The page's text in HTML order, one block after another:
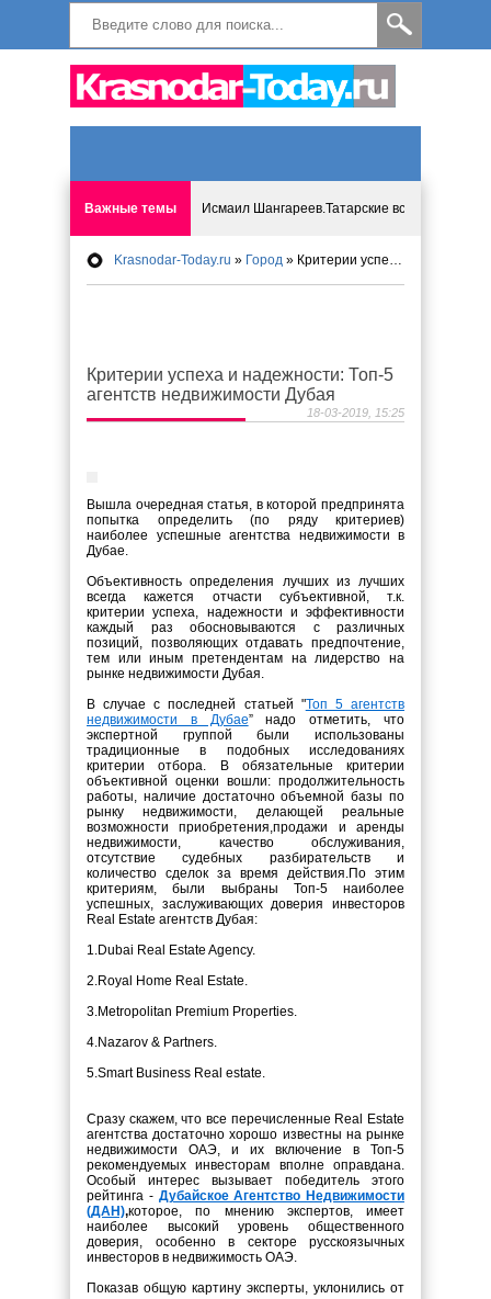
Важные темы Исмаил Шангареев.Татарские встречи на
Программа «Мир без слёз» впервые в Анапе:
Исмагил Шангареев. В поисках внутренней
Krasnodar-Today.ru » Город » Критерии успеха и надежности: Топ-5 агентств недвижимости Дубая
Критерии успеха и надежности: Топ-5
агентств недвижимости Дубая
18-03-2019, 15:25
Вышла очередная статья, в которой предпринята
попытка определить (по ряду критериев)
наиболее успешные агентства недвижимости в
Дубае.
Объективность определения лучших из лучших
всегда кажется отчасти субъективной, т.к.
критерии успеха, надежности и эффективности
каждый раз обосновываются с различных
позиций, позволяющих отдавать предпочтение,
тем или иным претендентам на лидерство на
рынке недвижимости Дубая.
В случае с последней статьей "Топ 5 агентств
недвижимости в Дубае” надо отметить, что
экспертной группой были использованы
традиционные в подобных исследованиях
критерии отбора. В обязательные критерии
объективной оценки вошли: продолжительность
работы, наличие достаточно объемной базы по
рынку недвижимости, делающей реальные
возможности приобретения,продажи и аренды
недвижимости, качество обслуживания,
отсутствие судебных разбирательств и
количество сделок за время действия.По этим
критериям, были выбраны Топ-5 наиболее
успешных, заслуживающих доверия инвесторов
Real Estate агентств Дубая:
1.Dubai Real Estate Agency.
2.Royal Home Real Estate.
3.Metropolitan Premium Properties.
4.Nazarov & Partners.
5.Smart Business Real estate.
Сразу скажем, что все перечисленные Real Estate
агентства достаточно хорошо известны на рынке
недвижимости ОАЭ, и их включение в Топ-5
рекомендуемых инвесторам вполне оправдана.
Особый интерес вызывает победитель этого
рейтинга - Дубайское Агентство Недвижимости
(ДАН),которое, по мнению экспертов, имеет
наиболее высокий уровень общественного
доверия, особенно в секторе русскоязычных
инвесторов в недвижимость ОАЭ.
Показав общую картину эксперты, уклонились от